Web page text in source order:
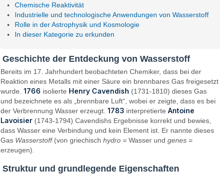
Chemische Reaktivität
Industrielle und technologische Anwendungen von Wasserstoff
Rolle in der Astrophysik und Kosmologie
In dieser Kategorie zu erkunden
Geschichte der Entdeckung von Wasserstoff
Bereits im 17. Jahrhundert beobachteten Chemiker, dass bei der
Reaktion eines Metalls mit einer Säure ein brennbares Gas freigesetzt
wurde.1766 isolierte Henry Cavendish (1731-1810) dieses Gas
und bezeichnete es als „brennbare Luft“, wobei er zeigte, dass es bei
der Verbrennung Wasser erzeugt.1783 interpretierteAntoine
Lavoisier (1743-1794) Cavendishs Ergebnisse korrekt und bewies,
dass Wasser eine Verbindung und kein Element ist. Er nannte dieses
Gas Wasserstoff(von griechischhydro = Wasser undgenes =
erzeugen).
Struktur und grundlegende Eigenschaften